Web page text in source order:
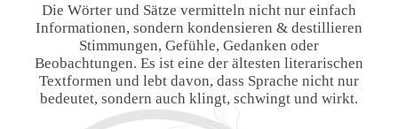
Die Wörter und Sätze vermitteln nicht nur einfach
Informationen, sondern kondensieren & destillieren
Stimmungen, Gefühle, Gedanken oder
Beobachtungen. Es ist eine der ältesten literarischen
Textformen und lebt davon, dass Sprache nicht nur
bedeutet, sondern auch klingt, schwingt und wirkt.